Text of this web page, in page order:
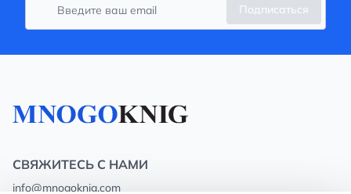
Подписаться
СВЯЖИТЕСЬ С НАМИ
info@mnogoknig.com